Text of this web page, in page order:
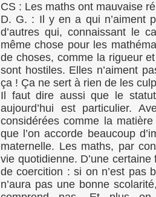
CS : Les maths ont mauvaise
D. G. : Il y en a qui n’aiment
d’autres qui, connaissant le
même chose pour les
de choses, comme la rigueur
sont hostiles. Elles n’aiment
ça ! Ça ne sert à rien de les
Il faut dire aussi que le statut
aujourd’hui est particulier.
considérées comme la
que l’on accorde beaucoup
maternelle. Les maths, par
vie quotidienne. D’une
de coercition : si on n’est pas
n’aura pas une bonne